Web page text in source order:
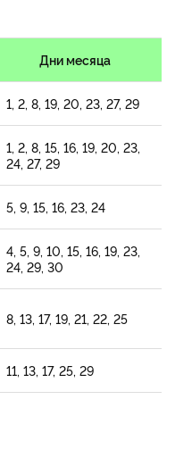
Дни месяца
1, 2, 8, 19, 20, 23, 27, 29
1, 2, 8, 15, 16, 19, 20, 23,
24, 27, 29
5, 9, 15, 16, 23, 24
4, 5, 9, 10, 15, 16, 19, 23,
24, 29, 30
8, 13, 17, 19, 21, 22, 25
11, 13, 17, 25, 29